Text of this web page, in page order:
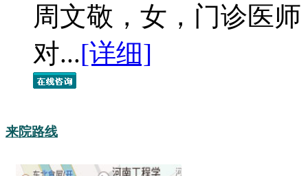
周文敬，女，门诊医
对...[详细]
来院路线